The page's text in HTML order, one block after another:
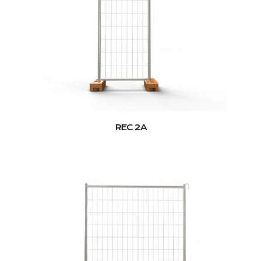
REC 2A